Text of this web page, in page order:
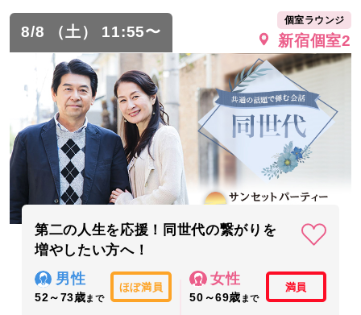
8/8 （土） 11:55〜
個室ラウンジ
新宿個室2
第二の人生を応援！同世代の繋がりを
増やしたい方へ！
男性
52～73歳まで
ほぼ満員
女性
50～69歳 まで
満員